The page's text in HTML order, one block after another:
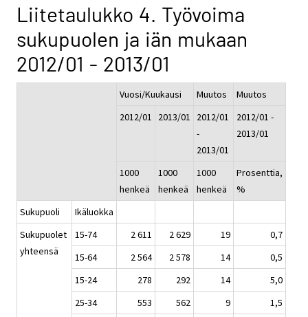
Liitetaulukko 4. Työvoima
sukupuolen ja iän mukaan
2012/01 - 2013/01
Vuosi/Kuukausi Muutos
Muutos
2012/01
2013/01
2012/01
-
2013/01
2012/01 -
2013/01
1000
henkeä
1000
henkeä
1000
henkeä
Prosenttia,
%
Sukupuoli
Ikäluokka
Sukupuolet
yhteensä
15-74 2 611 2 629 19
0,7
15-64
2 564 2 578 14
0,5
15-24
278 292 14
5,0
25-34
553 562 9
1,5